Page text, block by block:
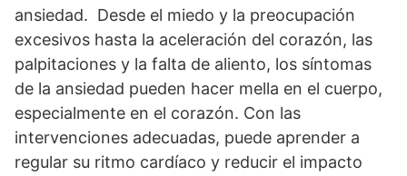
ansiedad. Desde el miedo y la preocupación
excesivos hasta la aceleración del corazón, las
palpitaciones y la falta de aliento, los síntomas
de la ansiedad pueden hacer mella en el cuerpo,
especialmente en el corazón. Con las
intervenciones adecuadas, puede aprender a
regular su ritmo cardíaco y reducir el impacto